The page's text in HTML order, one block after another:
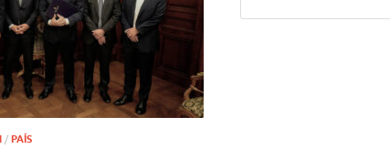
/ PAÍS